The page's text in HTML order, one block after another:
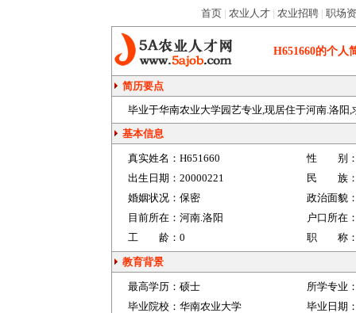
首页 | 农业人才 | 农业招聘 | 职场
H651660的个人
简历要点
毕业于华南农业大学园艺专业,现居住于河南.洛阳
基本信息
真实姓名： H651660
性 别
出生日期： 20000221
民 族
婚姻状况： 保密
政治面貌
目前所在： 河南.洛阳
户口所在
工 龄： 0 职 称
教育背景
最高学历： 硕士
所学专业
毕业院校： 华南农业大学
毕业日期